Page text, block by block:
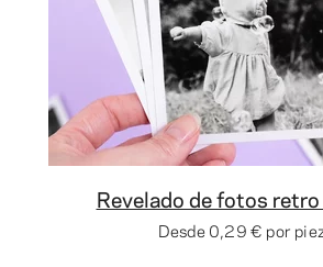
Revelado de fotos
Desde0,29 € por